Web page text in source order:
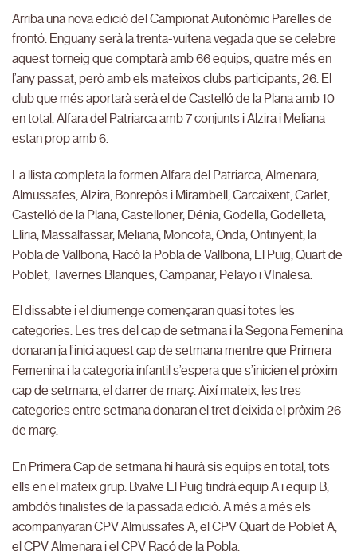
Arriba una nova edició del Campionat Autonòmic Parelles de
frontó. Enguany serà la trenta-vuitena vegada que se celebre
aquest torneig que comptarà amb 66 equips, quatre més en
l’any passat, però amb els mateixos clubs participants, 26. El
club que més aportarà serà el de Castelló de la Plana amb 10
en total. Alfara del Patriarca amb 7 conjunts i Alzira i Meliana
estan prop amb 6.
La llista completa la formen Alfara del Patriarca, Almenara,
Almussafes, Alzira, Bonrepòs i Mirambell, Carcaixent, Carlet,
Castelló de la Plana, Castelloner, Dénia, Godella, Godelleta,
Llíria, Massalfassar, Meliana, Moncofa, Onda, Ontinyent, la
Pobla de Vallbona, Racó la Pobla de Vallbona, El Puig, Quart de
Poblet, Tavernes Blanques, Campanar, Pelayo i VInalesa.
El dissabte i el diumenge començaran quasi totes les
categories. Les tres del cap de setmana i la Segona Femenina
donaran ja l’inici aquest cap de setmana mentre que Primera
Femenina i la categoria infantil s’espera que s’inicien el pròxim
cap de setmana, el darrer de març. Així mateix, les tres
categories entre setmana donaran el tret d’eixida el pròxim 26
de març.
En Primera Cap de setmana hi haurà sis equips en total, tots
ells en el mateix grup. Bvalve El Puig tindrà equip A i equip B,
ambdós finalistes de la passada edició. A més a més els
acompanyaran CPV Almussafes A, el CPV Quart de Poblet A,
el CPV Almenara i el CPV Racó de la Pobla.